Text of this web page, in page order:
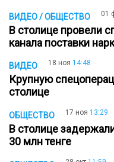
ВИДЕО / ОБЩЕСТВО 01
В столице провели
канала поставки
ВИДЕО 18 ноя 14:48
Крупную
столице
ОБЩЕСТВО 17 ноя 13:29
В столице
30 млн тенге